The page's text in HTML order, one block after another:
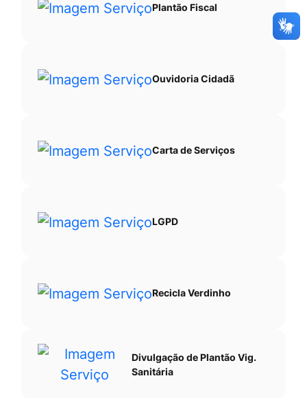
Plantão Fiscal
Ouvidoria Cidadã
Carta de Serviços
LGPD
Recicla Verdinho
Divulgação de Plantão Vig.
Sanitária